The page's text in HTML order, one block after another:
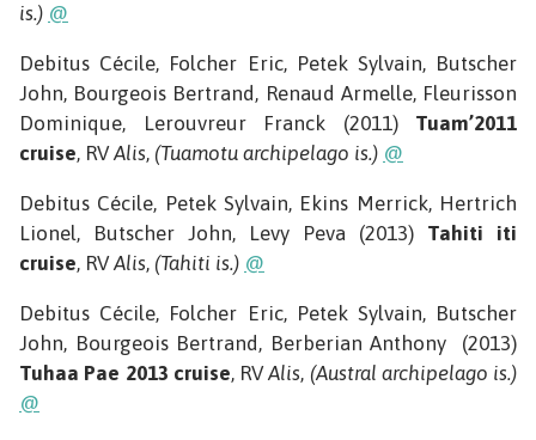
is.) @
Debitus Cécile, Folcher Eric, Petek Sylvain, Butscher
John, Bourgeois Bertrand, Renaud Armelle, Fleurisson
Dominique, Lerouvreur Franck (2011) Tuam’2011
cruise, RVAlis, (Tuamotu archipelago is.) @
Debitus Cécile, Petek Sylvain, Ekins Merrick, Hertrich
Lionel, Butscher John, Levy Peva (2013) Tahiti iti
cruise, RVAlis, (Tahiti is.) @
Debitus Cécile, Folcher Eric, Petek Sylvain, Butscher
John, Bourgeois Bertrand, Berberian Anthony (2013)
Tuhaa Pae 2013 cruise, RVAlis, (Austral archipelago is.)
@